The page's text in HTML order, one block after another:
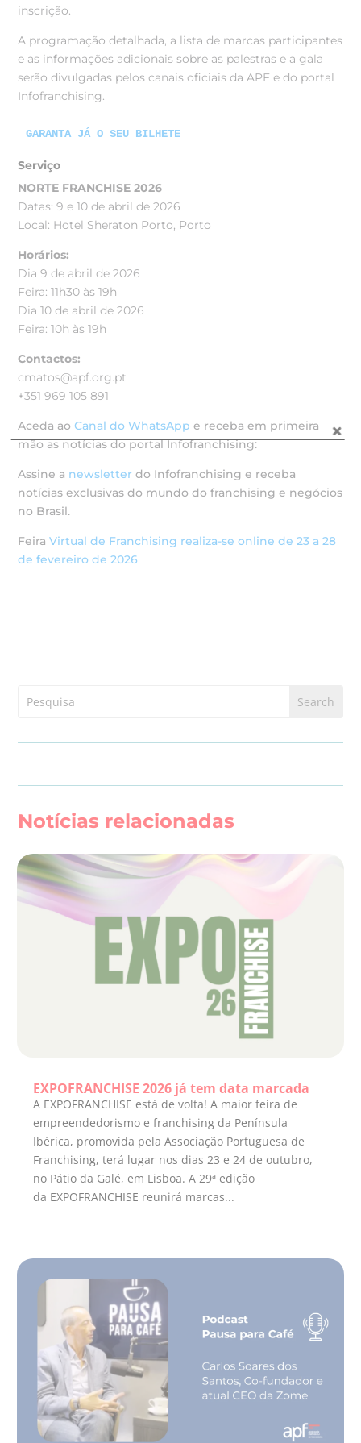
inscrição.
A programação detalhada, a lista de marcas participantes
e as informações adicionais sobre as palestras e a gala
serão divulgadas pelos canais oficiais da APF e do portal
Infofranchising.
GARANTA JÁ O SEU BILHETE
Serviço
NORTE FRANCHISE 2026
Datas: 9 e 10 de abril de 2026
Local: Hotel Sheraton Porto, Porto
Horários:
Dia 9 de abril de 2026
Feira: 11h30 às 19h
Dia 10 de abril de 2026
Feira: 10h às 19h
Contactos:
cmatos@apf.org.pt
+351 969 105 891
Aceda aoCanal do WhatsApp e receba em primeira
mão as notícias do portal Infofranchising:
Assine a newsletter do Infofranchising e receba
notícias exclusivas do mundo do franchising e negócios
no Brasil.
Feira Virtual de Franchising realiza-se online de 23 a 28
de fevereiro de 2026
Notícias relacionadas
EXPOFRANCHISE 2026 já tem data marcada
A EXPOFRANCHISE está de volta! A maior feira de
empreendedorismo e franchising da Península
Ibérica, promovida pela Associação Portuguesa de
Franchising, terá lugar nos dias 23 e 24 de outubro,
no Pátio da Galé, em Lisboa. A 29ª edição
da EXPOFRANCHISE reunirá marcas...